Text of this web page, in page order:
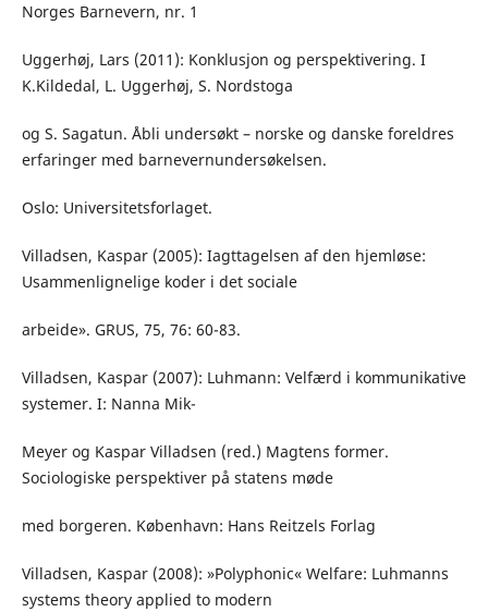
Norges Barnevern, nr. 1
Uggerhøj, Lars (2011): Konklusjon og perspektivering. I
K.Kildedal, L. Uggerhøj, S. Nordstoga
og S. Sagatun. Åbli undersøkt – norske og danske foreldres
erfaringer med barnevernundersøkelsen.
Oslo: Universitetsforlaget.
Villadsen, Kaspar (2005): Iagttagelsen af den hjemløse:
Usammenlignelige koder i det sociale
arbeide». GRUS, 75, 76: 60-83.
Villadsen, Kaspar (2007): Luhmann: Velfærd i kommunikative
systemer. I: Nanna Mik-
Meyer og Kaspar Villadsen (red.) Magtens former.
Sociologiske perspektiver på statens møde
med borgeren. København: Hans Reitzels Forlag
Villadsen, Kaspar (2008): »Polyphonic« Welfare: Luhmanns
systems theory applied to modern